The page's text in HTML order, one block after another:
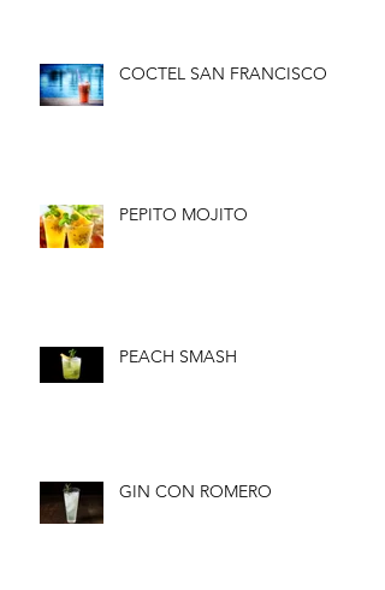
COCTEL SAN FRANCISCO
PEPITO MOJITO
PEACH SMASH
GIN CON ROMERO